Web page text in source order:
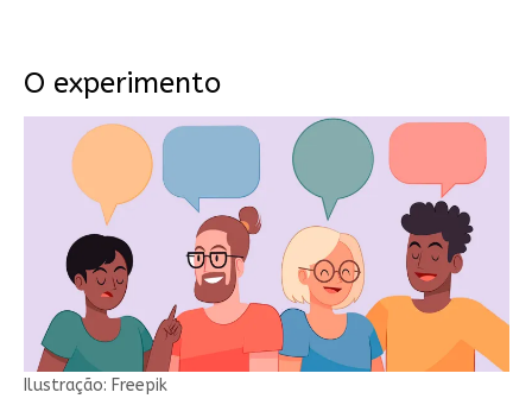
O experimento
Ilustração: Freepik